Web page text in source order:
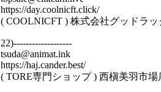
https://day.coolnicft.click/
( COOLNICFT ) 株式会社グッドラ
22)-------------------
tsuda@animat.ink
https://haj.cander.best/
( TORE専門ショップ ) 西槇美羽市場